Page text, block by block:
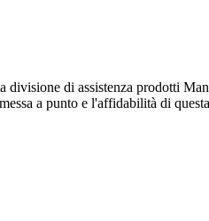
di assistenza prodotti
a punto e l'affidabilità di